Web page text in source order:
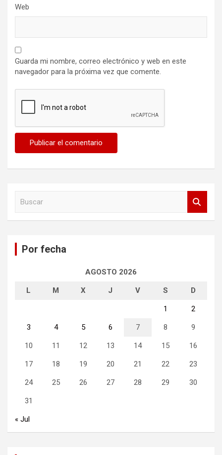
Web
Guarda mi nombre, correo electrónico y web en este
navegador para la próxima vez que comente.
Por fecha
AGOSTO 2026
L M X J V S D
1 2
3 4 5 6 7 8 9
10 11 12 13 14 15 16
17 18 19 20 21 22 23
24 25 26 27 28 29 30
31
« Jul